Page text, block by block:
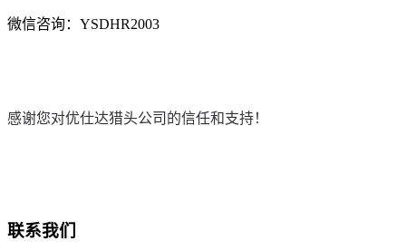
微信咨询：YSDHR2003
感谢您对优仕达猎头公司的信任和支持！
联系我们